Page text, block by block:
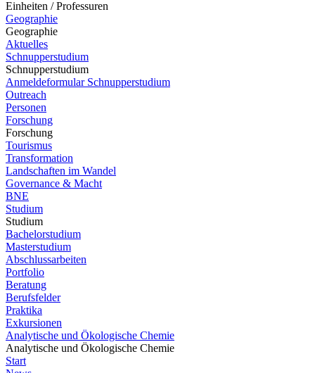
Einheiten / Professuren
Geographie
Geographie
Aktuelles
Schnupperstudium
Schnupperstudium
Anmeldeformular Schnupperstudium
Outreach
Personen
Forschung
Forschung
Tourismus
Transformation
Landschaften im Wandel
Governance & Macht
BNE
Studium
Studium
Bachelorstudium
Masterstudium
Abschlussarbeiten
Portfolio
Beratung
Berufsfelder
Praktika
Exkursionen
Analytische und Ökologische Chemie
Analytische und Ökologische Chemie
Start